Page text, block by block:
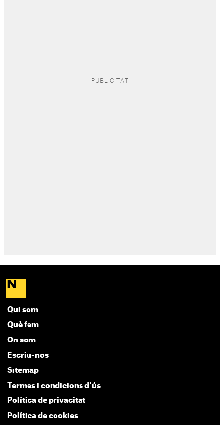
Qui som
Què fem
On som
Escriu-nos
Sitemap
Termes i condicions d'ús
Política de privacitat
Política de cookies